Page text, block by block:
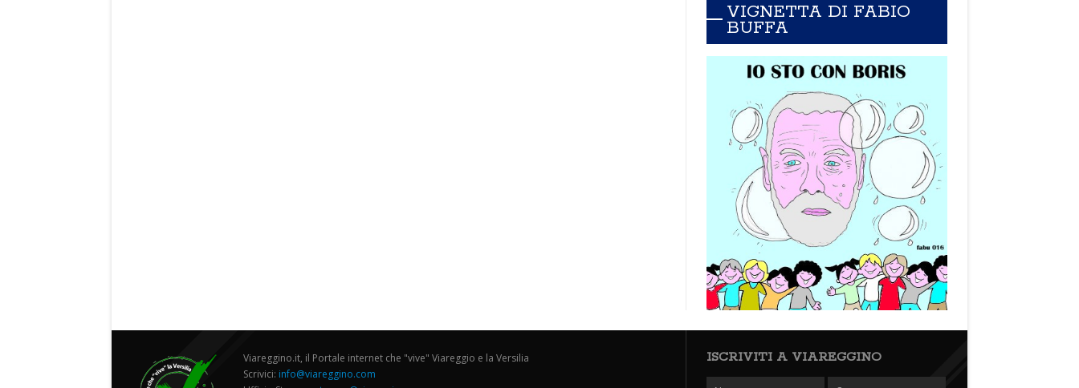
VIGNETTA DI FABIO
BUFFA
Viareggino.it, il Portale internet che "vive" Viareggio e la Versilia
Scrivici: info@viareggino.com
ISCRIVITI A VIAREGGINO